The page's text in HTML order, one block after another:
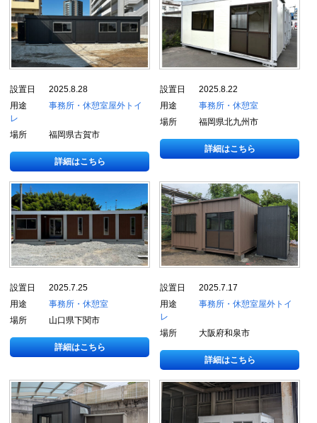
設置日
2025.8.28
用途
事務所・休憩室屋外トイ
レ
場所
福岡県古賀市
詳細はこちら
設置日
2025.8.22
用途
事務所・休憩室
場所
福岡県北九州市
詳細はこちら
設置日
2025.7.25
用途
事務所・休憩室
場所
山口県下関市
詳細はこちら
設置日
2025.7.17
用途
事務所・休憩室屋外トイ
レ
場所
大阪府和泉市
詳細はこちら